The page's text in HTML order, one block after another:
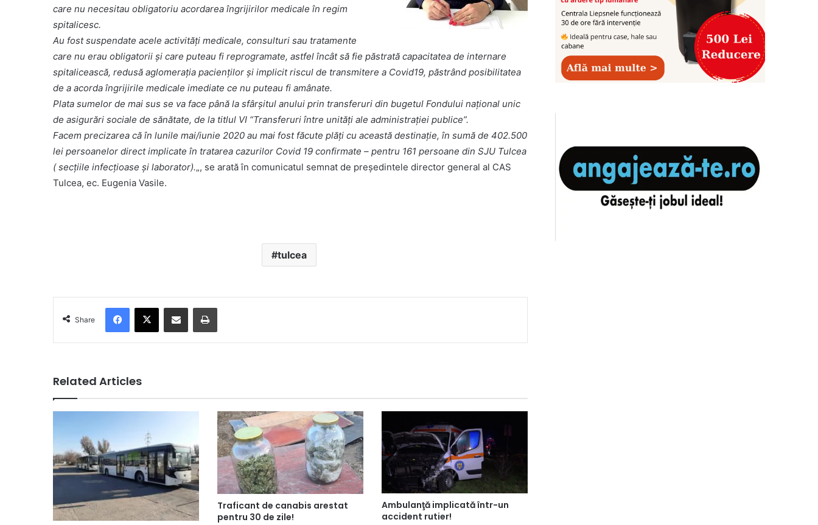
care nu necesitau obligatoriu acordarea îngrijirilor medicale în regim
spitalicesc.
Au fost suspendate acele activități medicale, consulturi sau tratamente
care nu erau obligatorii și care puteau fi reprogramate, astfel încât să fie păstrată capacitatea de internare
spitalicească, redusă aglomerația pacienților și implicit riscul de transmitere a Covid19, păstrând posibilitatea
de a acorda îngrijirile medicale imediate ce nu puteau fi amânate.
Plata sumelor de mai sus se va face până la sfârșitul anului prin transferuri din bugetul Fondului național unic
de asigurări sociale de sănătate, de la titlul VI “Transferuri între unități ale administrației publice”.
Facem precizarea că în lunile mai/iunie 2020 au mai fost făcute plăți cu această destinație, în sumă de 402.500
lei persoanelor direct implicate în tratarea cazurilor Covid 19 confirmate – pentru 161 persoane din SJU Tulcea
( secțiile infecțioase și laborator).„, se arată în comunicatul semnat de preşedintele director general al CAS
Tulcea, ec. Eugenia Vasile.
tulcea
Share
Related Articles
Traficant de canabis arestat
pentru 30 de zile!
Ambulanţă implicată într-un
accident rutier!